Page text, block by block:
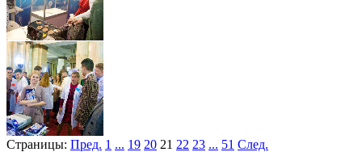
Страницы: Пред. 1 ... 19 20 21 22 23 ... 51 След.